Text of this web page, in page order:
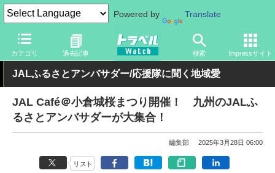
Powered by Translate
カテゴリ 過去記事 検索 Impressサイト
トラベル Watch 企業・政府・官庁 国内エアライン JAL
JALふるさとアンバサダー/応援隊に聞く地域愛
JAL Café＠小倉城桜まつり開催！ 九州のJALふ
るさとアンバサダーが大集合！
編集部 2025年3月28日 06:00
リスト